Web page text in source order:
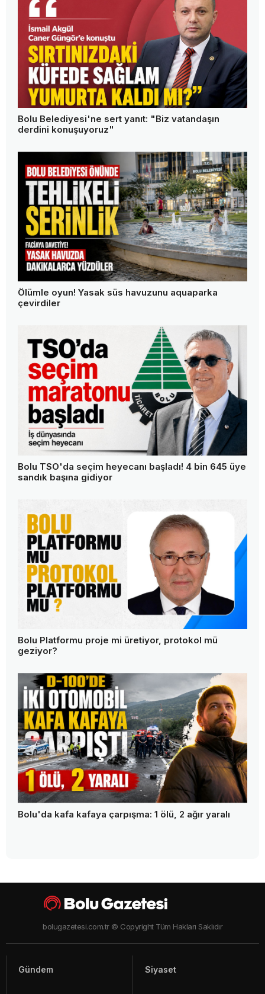
Bolu Belediyesi'ne sert yanıt: "Biz vatandaşın
derdini konuşuyoruz"
Ölümle oyun! Yasak süs havuzunu aquaparka
çevirdiler
Bolu TSO'da seçim heyecanı başladı! 4 bin 645 üye
sandık başına gidiyor
Bolu Platformu proje mi üretiyor, protokol mü
geziyor?